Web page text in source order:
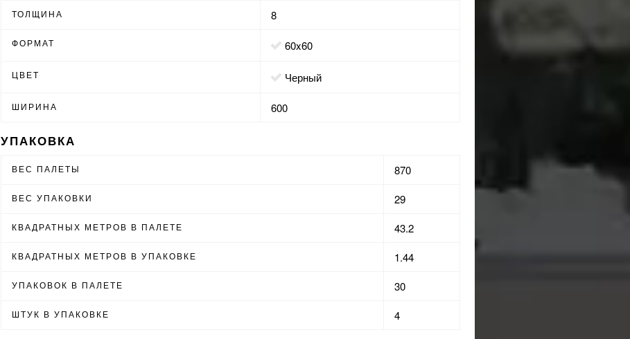
ТОЛЩИНА 8
ФОРМАТ 60x60
ЦВЕТ черный
ШИРИНА 600
УПАКОВКА
ВЕС ПАЛЕТЫ 870
ВЕС УПАКОВКИ 29
КВАДРАТНЫХ МЕТРОВ В ПАЛЕТЕ 43.2
КВАДРАТНЫХ МЕТРОВ В УПАКОВКЕ 1.44
УПАКОВОК В ПАЛЕТЕ 30
ШТУК В УПАКОВКЕ 4